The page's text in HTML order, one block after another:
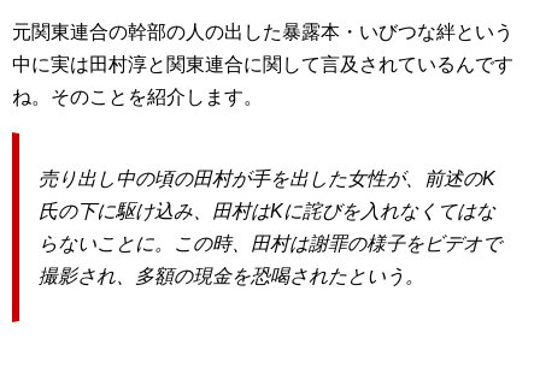
元関東連合の幹部の人の出した暴露本・いびつな絆という
中に実は田村淳と関東連合に関して言及されているんです
ね。そのことを紹介します。
売り出し中の頃の田村が手を出した女性が、前述のK
氏の下に駆け込み、田村はKに詫びを入れなくてはな
らないことに。この時、田村は謝罪の様子をビデオで
撮影され、多額の現金を恐喝されたという。